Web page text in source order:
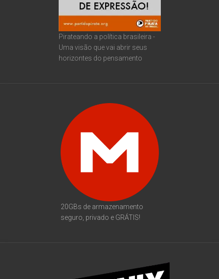
Pirateando a política brasileira -
Uma visão que vai abrir seus
horizontes do pensamento
20GBs de armazenamento
seguro, privado e GRÁTIS!